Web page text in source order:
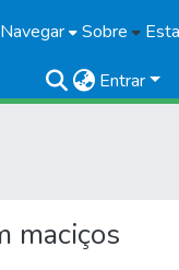
Navegar Sobre
Entrar
maciços